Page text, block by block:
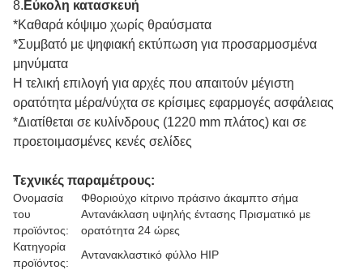
8. Εύκολη κατασκευή
*Καθαρά κόψιμο χωρίς θραύσματα
*Συμβατό με ψηφιακή εκτύπωση για προσαρμοσμένα
μηνύματα
Η τελική επιλογή για αρχές που απαιτούν μέγιστη
ορατότητα μέρα/νύχτα σε κρίσιμες εφαρμογές ασφάλειας
*Διατίθεται σε κυλίνδρους (1220 mm πλάτος) και σε
προετοιμασμένες κενές σελίδες
Τεχνικές παραμέτρους:
Ονομασία
του
προϊόντος:
Φθοριούχο κίτρινο πράσινο άκαμπτο σήμα
Αντανάκλαση υψηλής έντασης Πρισματικό με
ορατότητα 24 ώρες
Κατηγορία
προϊόντος:
Αντανακλαστικό φύλλο HIP